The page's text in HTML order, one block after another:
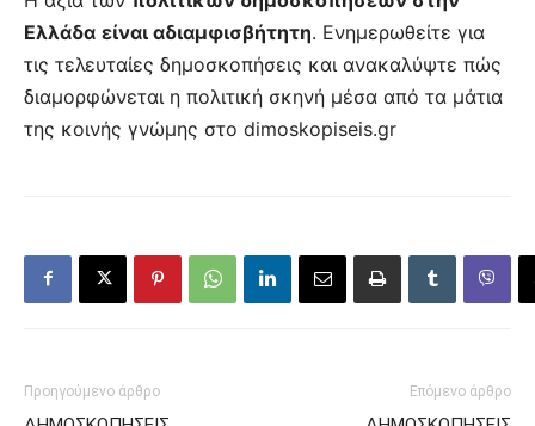
Ελλάδα είναι αδιαμφισβήτητη. Ενημερωθείτε για
τις τελευταίες δημοσκοπήσεις και ανακαλύψτε πώς
διαμορφώνεται η πολιτική σκηνή μέσα από τα μάτια
της κοινής γνώμης στο dimoskopiseis.gr
Προηγούμενο άρθρο Επόμενο άρθρο